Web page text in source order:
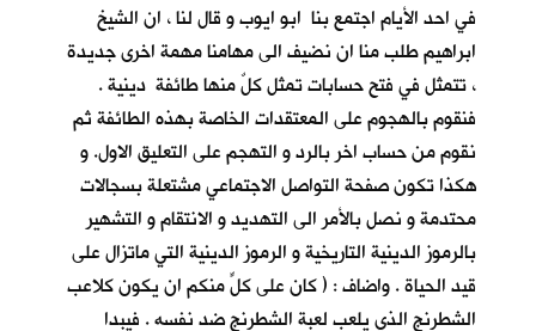
في احد الأيام اجتمع بنا ابو ايوب و قال لنا ، ان الشيخ
ابراهيم طلب منا ان نضيف الى مهامنا مهمة اخرى جديدة
، تتمثل في فتح حسابات تمثل كلٌ منها طائفة دينية .
فنقوم بالهجوم على المعتقدات الخاصة بهذه الطائفة ثم
نقوم من حساب اخر بالرد و التهجم على التعليق الاول. و
هكذا تكون صفحة التواصل الاجتماعي مشتعلة بسجالات
محتدمة و نصل بالأمر الى التهديد و الانتقام و التشهير
بالرموز الدينية التاريخية و الرموز الدينية التي ماتزال على
قيد الحياة . واضاف : ( كان على كلٍّ منكم ان يكون كلاعب
الشطرنج الذي يلعب لعبة الشطرنج ضد نفسه . فيبدا